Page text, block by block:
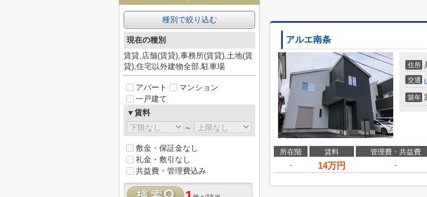
アルエ南条
住所
交通
築年
所在階 賃料 管理費・共益費
-
14万円 -
種別で絞り込む
現在の種別
賃貸,店舗(賃貸),事務所(賃貸),土地(賃
貸),住宅以外建物全部,駐車場
アパート
マンション
一戸建て
▼賃料
～
敷金・保証金なし
礼金・敷引なし
共益費・管理費込み